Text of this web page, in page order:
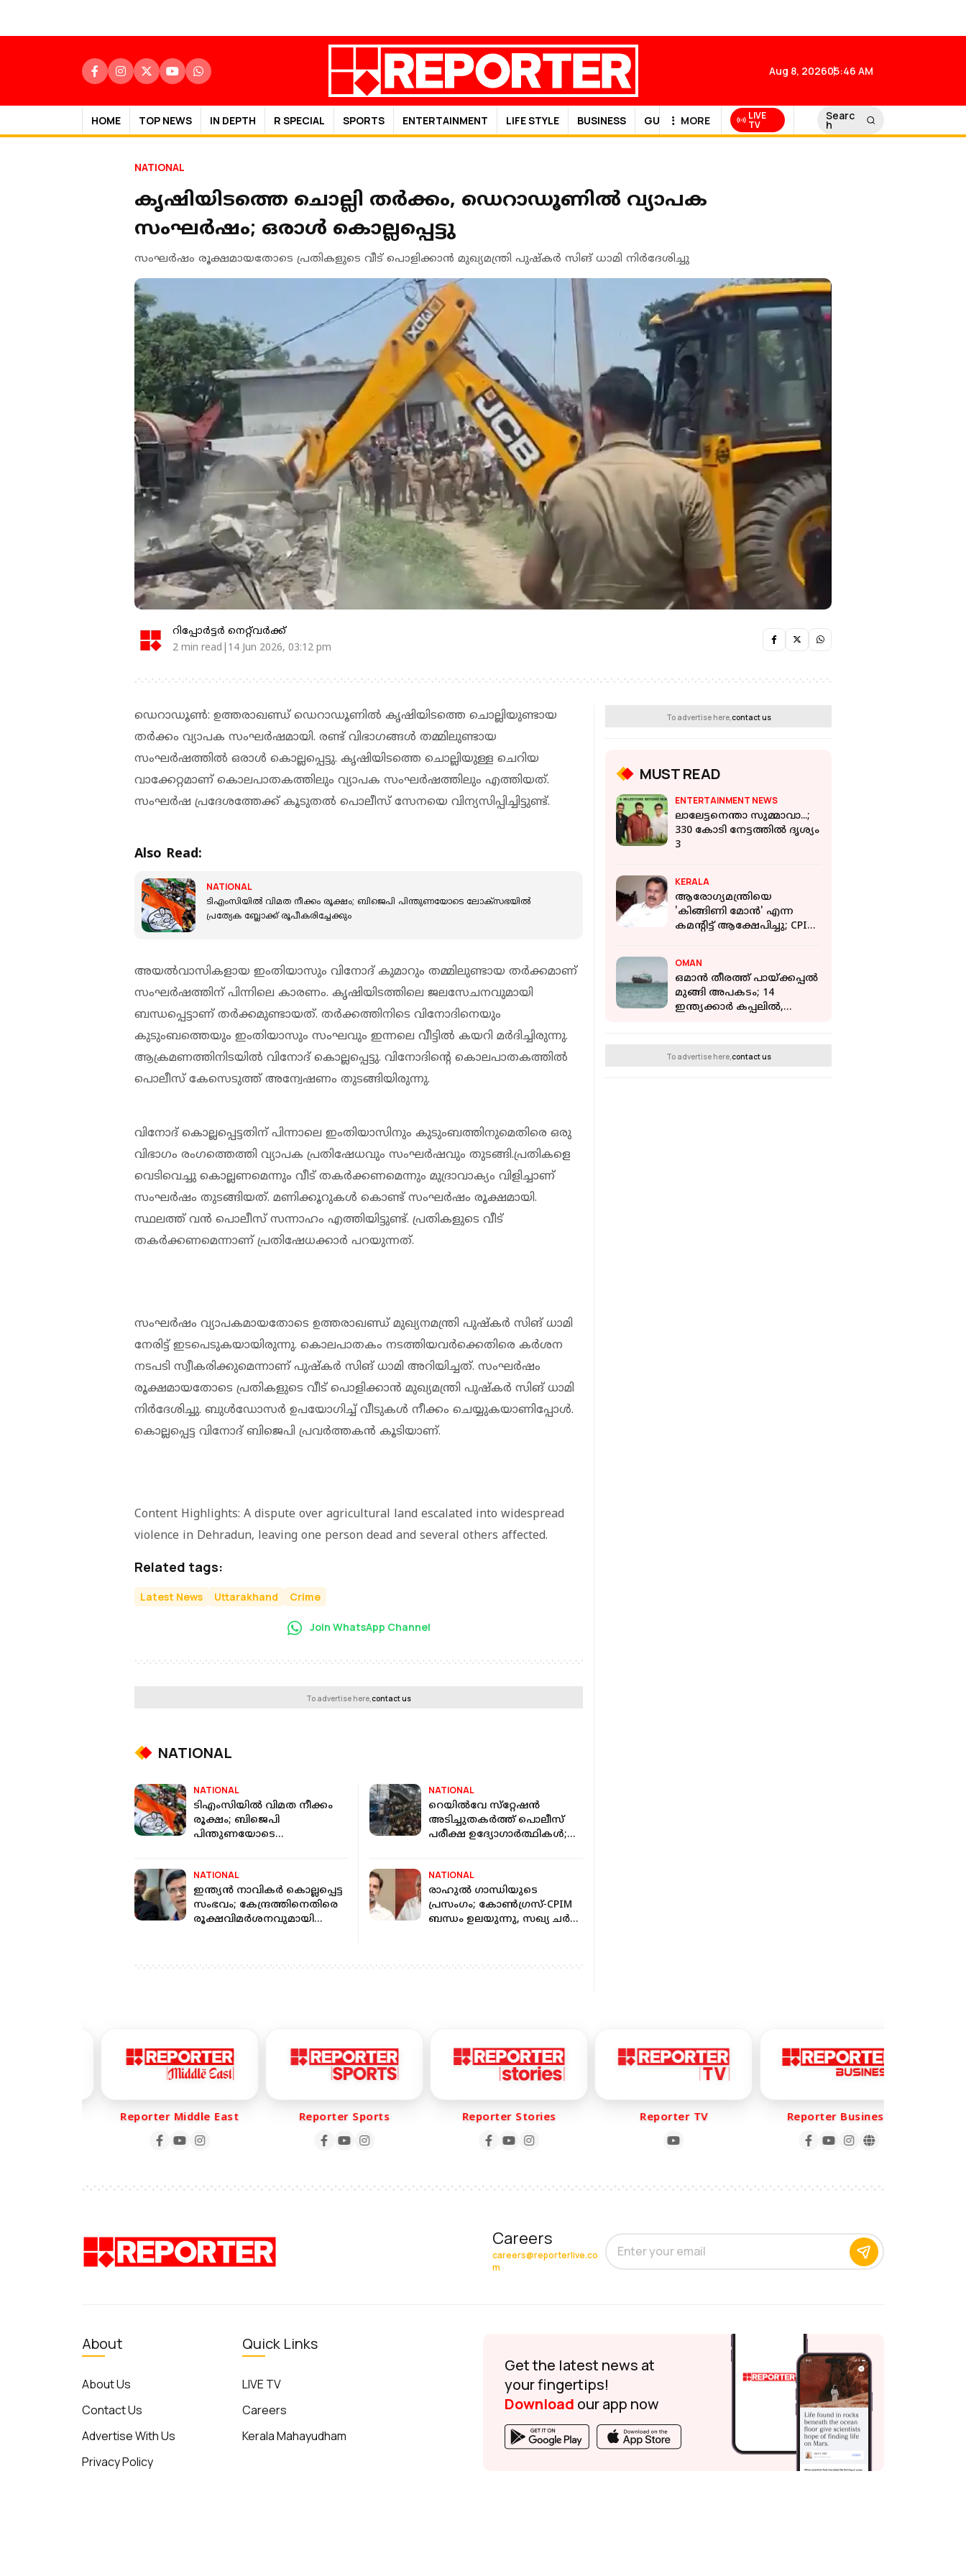
Aug 8, 202605:46 AM
HOME TOP NEWS IN DEPTH R SPECIAL SPORTS ENTERTAINMENT LIFE STYLE BUSINESS GULF NEWS
MORE LIVE
TV
Searc
h
NATIONAL
കൃഷിയിടത്തെ ചൊല്ലി തര്‍ക്കം, ഡെറാഡൂണില്‍ വ്യാപക
സംഘര്‍ഷം; ഒരാള്‍ കൊല്ലപ്പെട്ടു
സംഘര്‍ഷം രൂക്ഷമായതോടെ പ്രതികളുടെ വീട് പൊളിക്കാന്‍ മുഖ്യമന്ത്രി പുഷ്‌കര്‍ സിങ് ധാമി നിര്‍ദേശിച്ചു
റിപ്പോർട്ടർ നെറ്റ്‌വര്‍ക്ക്‌
2 min read|14 Jun 2026, 03:12 pm
ഡെറാഡൂൺ: ഉത്തരാഖണ്ഡ് ഡെറാഡൂണില്‍ കൃഷിയിടത്തെ ചൊല്ലിയുണ്ടായ
തര്‍ക്കം വ്യാപക സംഘര്‍ഷമായി. രണ്ട് വിഭാഗങ്ങള്‍ തമ്മിലുണ്ടായ
സംഘര്‍ഷത്തില്‍ ഒരാള്‍ കൊല്ലപ്പെട്ടു. കൃഷിയിടത്തെ ചൊല്ലിയുള്ള ചെറിയ
വാക്കേറ്റമാണ് കൊലപാതകത്തിലും വ്യാപക സംഘര്‍ഷത്തിലും എത്തിയത്.
സംഘര്‍ഷ പ്രദേശത്തേക്ക് കൂടുതല്‍ പൊലീസ് സേനയെ വിന്യസിപ്പിച്ചിട്ടുണ്ട്.
Also Read:
NATIONAL
ടിഎംസിയില്‍ വിമത നീക്കം രൂക്ഷം; ബിജെപി പിന്തുണയോടെ ലോക്‌സഭയില്‍
പ്രത്യേക ബ്ലോക്ക് രൂപീകരിച്ചേക്കും
അയല്‍വാസികളായ ഇംതിയാസും വിനോദ് കുമാറും തമ്മിലുണ്ടായ തര്‍ക്കമാണ്
സംഘര്‍ഷത്തിന് പിന്നിലെ കാരണം. കൃഷിയിടത്തിലെ ജലസേചനവുമായി
ബന്ധപ്പെട്ടാണ് തര്‍ക്കമുണ്ടായത്. തര്‍ക്കത്തിനിടെ വിനോദിനെയും
കുടുംബത്തെയും ഇംതിയാസും സംഘവും ഇന്നലെ വീട്ടില്‍ കയറി മര്‍ദിച്ചിരുന്നു.
ആക്രമണത്തിനിടയില്‍ വിനോദ് കൊല്ലപ്പെട്ടു. വിനോദിന്റെ കൊലപാതകത്തില്‍
പൊലീസ് കേസെടുത്ത് അന്വേഷണം തുടങ്ങിയിരുന്നു.
വിനോദ് കൊല്ലപ്പെട്ടതിന് പിന്നാലെ ഇംതിയാസിനും കുടുംബത്തിനുമെതിരെ ഒരു
വിഭാഗം രംഗത്തെത്തി വ്യാപക പ്രതിഷേധവും സംഘര്‍ഷവും തുടങ്ങി.പ്രതികളെ
വെടിവെച്ചു കൊല്ലണമെന്നും വീട് തകര്‍ക്കണമെന്നും മുദ്രാവാക്യം വിളിച്ചാണ്
സംഘര്‍ഷം തുടങ്ങിയത്. മണിക്കൂറുകള്‍ കൊണ്ട് സംഘര്‍ഷം രൂക്ഷമായി.
സ്ഥലത്ത് വന്‍ പൊലീസ് സന്നാഹം എത്തിയിട്ടുണ്ട്. പ്രതികളുടെ വീട്
തകര്‍ക്കണമെന്നാണ് പ്രതിഷേധക്കാര്‍ പറയുന്നത്.
സംഘര്‍ഷം വ്യാപകമായതോടെ ഉത്തരാഖണ്ഡ് മുഖ്യനമന്ത്രി പുഷ്‌കര്‍ സിങ് ധാമി
നേരിട്ട് ഇടപെടുകയായിരുന്നു. കൊലപാതകം നടത്തിയവര്‍ക്കെതിരെ കര്‍ശന
നടപടി സ്വീകരിക്കുമെന്നാണ് പുഷ്‌കര്‍ സിങ് ധാമി അറിയിച്ചത്. സംഘര്‍ഷം
രൂക്ഷമായതോടെ പ്രതികളുടെ വീട് പൊളിക്കാന്‍ മുഖ്യമന്ത്രി പുഷ്‌കര്‍ സിങ് ധാമി
നിര്‍ദേശിച്ചു. ബുള്‍ഡോസര്‍ ഉപയോഗിച്ച് വീടുകള്‍ നീക്കം ചെയ്യുകയാണിപ്പോള്‍.
കൊല്ലപ്പെട്ട വിനോദ് ബിജെപി പ്രവര്‍ത്തകന്‍ കൂടിയാണ്.
Content Highlights: A dispute over agricultural land escalated into widespread
violence in Dehradun, leaving one person dead and several others affected.
Related tags:
Latest News Uttarakhand Crime
Join WhatsApp Channel
To advertise here,contact us
NATIONAL
NATIONAL
ടിഎംസിയില്‍ വിമത നീക്കം
രൂക്ഷം; ബിജെപി
പിന്തുണയോടെ
NATIONAL
റെയില്‍വേ സ്‌റ്റേഷന്‍
അടിച്ചുതകര്‍ത്ത് പൊലീസ്
പരീക്ഷ ഉദ്യോഗാര്‍ത്ഥികള്‍;
NATIONAL
ഇന്ത്യന്‍ നാവികര്‍ കൊല്ലപ്പെട്ട
സംഭവം; കേന്ദ്രത്തിനെതിരെ
രൂക്ഷവിമർശനവുമായി
NATIONAL
രാഹുൽ ഗാന്ധിയുടെ
പ്രസംഗം; കോൺഗ്രസ്-CPIM
ബന്ധം ഉലയുന്നു, സഖ്യ ചർച്ച
To advertise here, contact us
MUST READ
ENTERTAINMENT NEWS
ലാലേട്ടനെന്താ സുമ്മാവാ...;
330 കോടി നേട്ടത്തില്‍ ദൃശ്യം
3
KERALA
ആരോഗ്യമന്ത്രിയെ
'കിങ്ങിണി മോന്‍' എന്ന
കമന്റിട്ട് ആക്ഷേപിച്ചു; CPIM
OMAN
ഒമാന്‍ തീരത്ത് പായ്ക്കപ്പല്‍
മുങ്ങി അപകടം; 14
ഇന്ത്യക്കാര്‍ കപ്പലിൽ,
To advertise here, contact us
Reporter Middle East Reporter Sports Reporter Stories Reporter TV Reporter Business
Careers
careers@reporterlive.co
m
About
About Us
Contact Us
Advertise With Us
Privacy Policy
Quick Links
LIVE TV
Careers
Kerala Mahayudham
Get the latest news at
your fingertips!
Download our app now